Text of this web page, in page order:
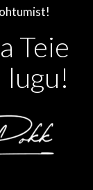
Teie
lugu!